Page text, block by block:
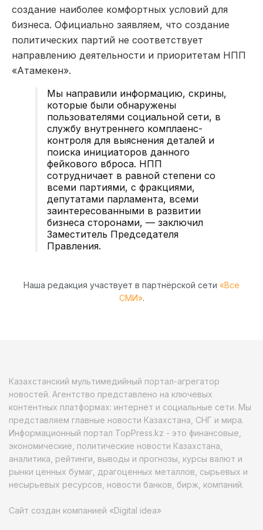
создание наиболее комфортных условий для
бизнеса. Официально заявляем, что создание
политических партий не соответствует
направлению деятельности и приоритетам НПП
«Атамекен».
Мы направили информацию, скрины,
которые были обнаружены
пользователями социальной сети, в
службу внутреннего комплаенс-
контроля для выяснения деталей и
поиска инициаторов данного
фейкового вброса. НПП
сотрудничает в равной степени со
всеми партиями, с фракциями,
депутатами парламента, всеми
заинтересованными в развитии
бизнеса сторонами, — заключил
Заместитель Председателя
Правления.
Наша редакция участвует в партнёрской сети «Все
СМИ».
Казахстанский мультимедийный портал-агрегатор
новостей. Агентство представлено на ключевых
контентных платформах: интернет и социальные сети. Мы
представляем главные новости Казахстана, СНГ и мира.
Информационный портал TopPress.kz - это финансовые,
экономические, политические новости Казахстана,
аналитика, рейтинги, выводы и прогнозы, курсы валют и
рынки ценных бумаг, драгоценных металлов, сырьевых и
несырьевых ресурсов, новости банков, бирж, компаний.
Сайт создан компанией «Digital idea»